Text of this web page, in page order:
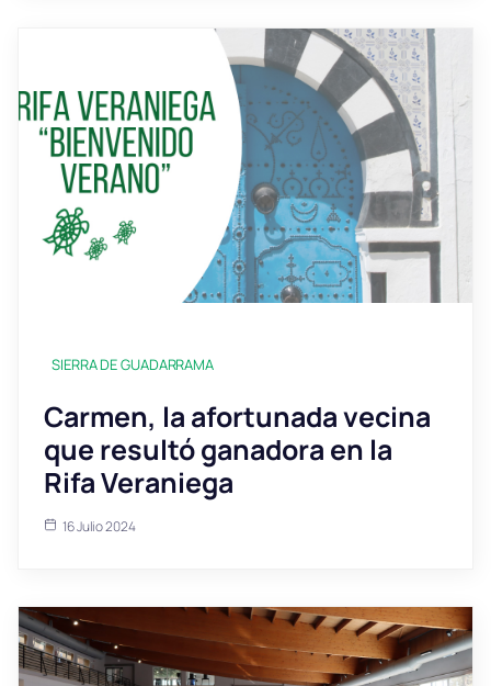
SIERRA DE GUADARRAMA
Carmen, la afortunada vecina
que resultó ganadora en la
Rifa Veraniega
16 Julio 2024